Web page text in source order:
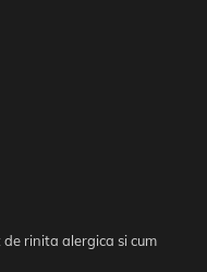
rinita alergica si cum